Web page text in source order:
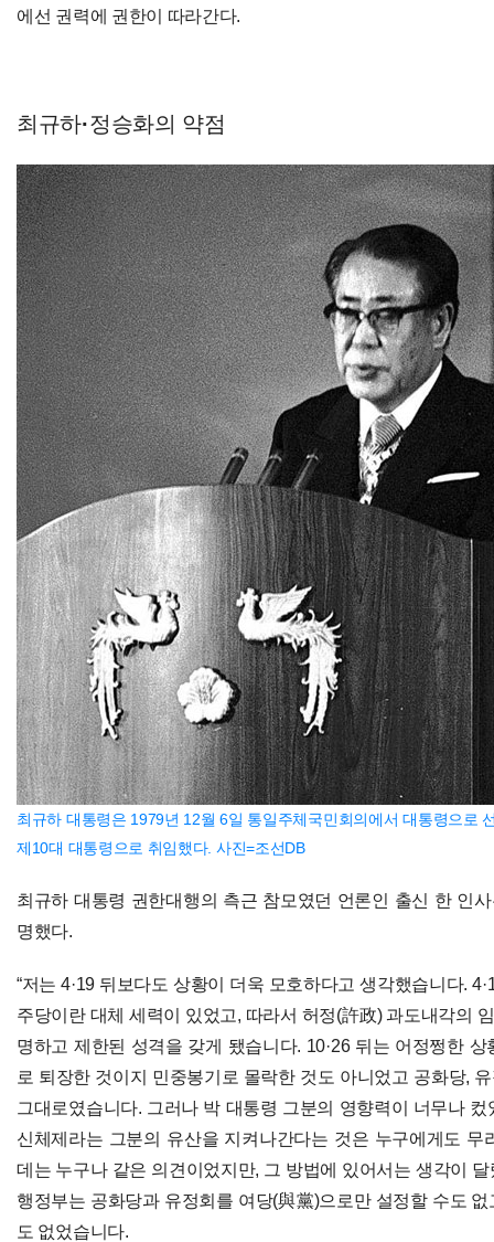
에선 권력에 권한이 따라간다.
최규하·정승화의 약점
최규하 대통령은 1979년 12월 6일 통일주체국민회의에서 대통령으로
제10대 대통령으로 취임했다. 사진=조선DB
최규하 대통령 권한대행의 측근 참모였던 언론인 출신 한 인
명했다.
“저는 4·19 뒤보다도 상황이 더욱 모호하다고 생각했습니다.
주당이란 대체 세력이 있었고, 따라서 허정(許政) 과도내각의
명하고 제한된 성격을 갖게 됐습니다. 10·26 뒤는 어정쩡한
로 퇴장한 것이지 민중봉기로 몰락한 것도 아니었고 공화당,
그대로였습니다. 그러나 박 대통령 그분의 영향력이 너무나
신체제라는 그분의 유산을 지켜나간다는 것은 누구에게도
데는 누구나 같은 의견이었지만, 그 방법에 있어서는 생각이
행정부는 공화당과 유정회를 여당(與黨)으로만 설정할 수도
도 없었습니다.